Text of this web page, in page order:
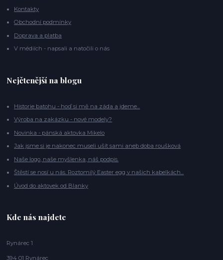
Kontakty
Obchodní podmínky
Doprava a platba
V médiích - napsali a natočili o nás
Nejčtenější na blogu
Historie batohu - hoď si mě na záda a jdeme...
Výroba na zakázku - nové modely?
Novinka - pánská aktovka Mikelo
Jak jsme si je nakonec museli ušít sami aneb doba roušková
Naše logo, naše myšlenka, náš podpis.
Štěstí se nosí u nás. Roztomilý Easter egg v našich kabelkách...
Úvod do aktovek od Blanky
Kde nás najdete
Rynárec 1
394 01 Rynárec